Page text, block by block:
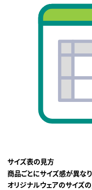
サイズ表の見方
商品ごとにサイズ感が異な
オリジナルウェアのサイズ